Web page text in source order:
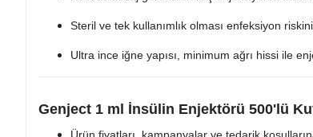
Steril ve tek kullanımlık olması enfeksiyon
Ultra ince iğne yapısı, minimum ağrı hissi ile
Genject 1 ml İnsülin Enjektörü 500'lü